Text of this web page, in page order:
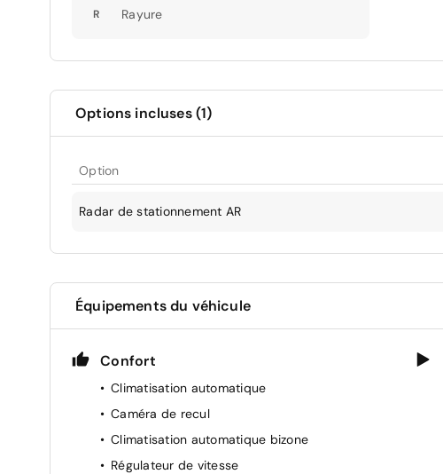
R Rayure
Options incluses (1)
Option
Radar de stationnement AR
Équipements du véhicule
Confort
Climatisation automatique
Caméra de recul
Climatisation automatique bizone
Régulateur de vitesse